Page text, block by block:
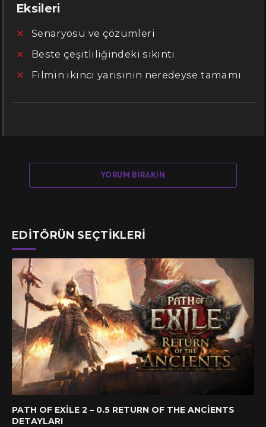
Eksileri
Senaryosu ve çözümleri
Beste çeşitliliğindeki sıkıntı
Filmin ikinci yarısının neredeyse tamamı
YORUM BIRAKIN
EDITÖRÜN SEÇTIKLERI
PATH OF EXILE 2 – 0.5 RETURN OF THE ANCIENTS
DETAYLARI